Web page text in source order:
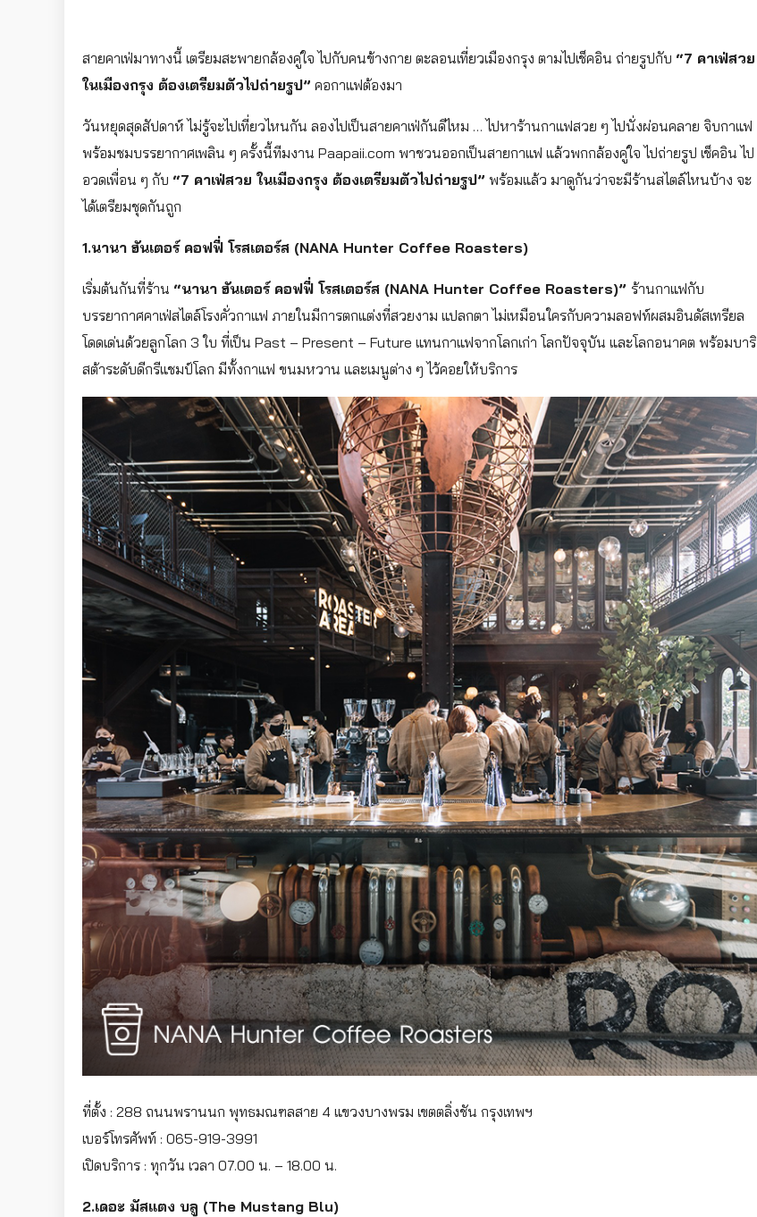
สายคาเฟ่มาทางนี้ เตรียมสะพายกล้องคู่ใจ ไปกับคนข้างกาย ตะลอนเที่ยวเมืองกรุง ตามไปเช็คอิน ถ่ายรูปกับ “7 คาเฟ่สวย
ในเมืองกรุง ต้องเตรียมตัวไปถ่ายรูป” คอกาแฟต้องมา
วันหยุดสุดสัปดาห์ ไม่รู้จะไปเที่ยวไหนกัน ลองไปเป็นสายคาเฟ่กันดีไหม … ไปหาร้านกาแฟสวย ๆ ไปนั่งผ่อนคลาย จิบกาแฟ
พร้อมชมบรรยากาศเพลิน ๆ ครั้งนี้ทีมงาน Paapaii.com พาชวนออกเป็นสายกาแฟ แล้วพกกล้องคู่ใจ ไปถ่ายรูป เช็คอิน ไป
อวดเพื่อน ๆ กับ “7 คาเฟ่สวย ในเมืองกรุง ต้องเตรียมตัวไปถ่ายรูป” พร้อมแล้ว มาดูกันว่าจะมีร้านสไตล์ไหนบ้าง จะ
ได้เตรียมชุดกันถูก
1.นานา ฮันเตอร์ คอฟฟี่ โรสเตอร์ส (NANA Hunter Coffee Roasters)
เริ่มต้นกันที่ร้าน “นานา ฮันเตอร์ คอฟฟี่ โรสเตอร์ส (NANA Hunter Coffee Roasters)” ร้านกาแฟกับ
บรรยากาศคาเฟ่สไตล์โรงคั่วกาแฟ ภายในมีการตกแต่งที่สวยงาม แปลกตา ไม่เหมือนใครกับความลอฟท์ผสมอินดัสเทรียล
โดดเด่นด้วยลูกโลก 3 ใบ ที่เป็น Past – Present – Future แทนกาแฟจากโลกเก่า โลกปัจจุบัน และโลกอนาคต พร้อมบาริ
สต้าระดับดีกรีแชมป์โลก มีทั้งกาแฟ ขนมหวาน และเมนูต่าง ๆ ไว้คอยให้บริการ
ที่ตั้ง : 288 ถนนพรานนก พุทธมณฑลสาย 4 แขวงบางพรม เขตตลิ่งชัน กรุงเทพฯ
เบอร์โทรศัพท์ : 065-919-3991
เปิดบริการ : ทุกวัน เวลา 07.00 น. – 18.00 น.
2.เดอะ มัสแตง บลู (The Mustang Blu)